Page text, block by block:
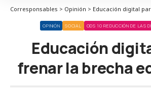
OPINIÓN SOCIAL ODS 10 REDUCCIÓN DE LAS
Educación
frenar la brecha